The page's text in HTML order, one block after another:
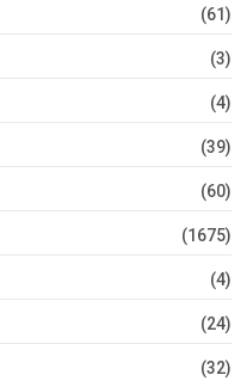
(61)
(3)
(4)
(39)
(60)
(1675)
(4)
(24)
(32)